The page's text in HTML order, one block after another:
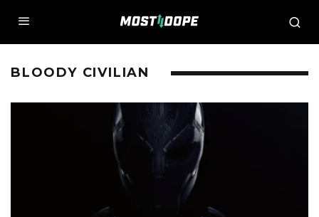
BLOODY CIVILIAN